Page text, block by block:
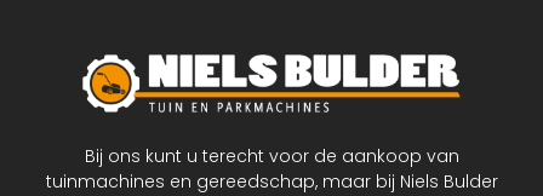
Bij ons kunt u terecht voor de aankoop van
tuinmachines en gereedschap, maar bij Niels Bulder